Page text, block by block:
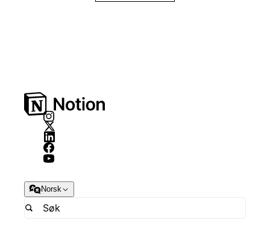
Norsk